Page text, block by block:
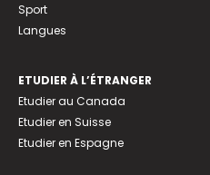
Sport
Langues
ETUDIER À L’ÉTRANGER
Etudier au Canada
Etudier en Suisse
Etudier en Espagne